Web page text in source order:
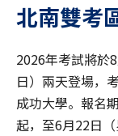
北南雙考
2026年考試將於
日）兩天登場，
成功大學。報名
起，至6月22日